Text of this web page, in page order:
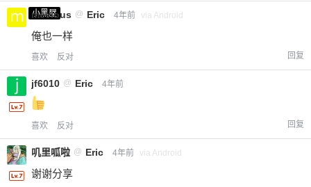
小黑屋
mevious @ Eric 4年前 via Android
俺也一样
喜欢 反对 回复
jf6010 @ Eric 4年前
喜欢 反对 回复
叽里呱啦 @ Eric 4年前 via Android
谢谢分享